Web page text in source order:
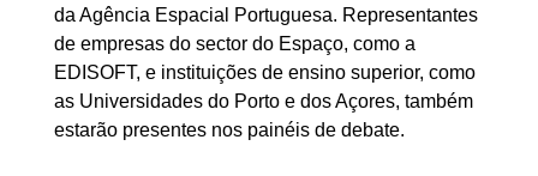
da Agência Espacial Portuguesa. Representantes
de empresas do sector do Espaço, como a
EDISOFT, e instituições de ensino superior, como
as Universidades do Porto e dos Açores, também
estarão presentes nos painéis de debate.